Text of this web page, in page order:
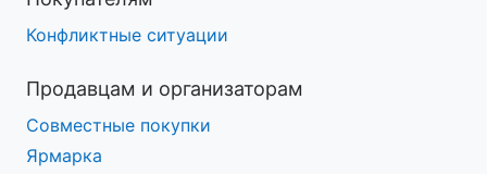
Конфликтные ситуации
Продавцам и организаторам
Совместные покупки
Ярмарка